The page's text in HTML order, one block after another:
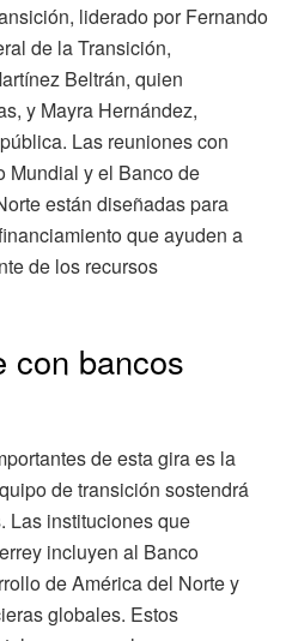
liderado por Fernando
de la Transición,
Beltrán, quien
y Mayra Hernández,
Las reuniones con
Mundial y el Banco de
están diseñadas para
que ayuden a
de los recursos
con bancos
de esta gira es la
de transición sostendrá
Las instituciones que
incluyen al Banco
de América del Norte y
globales. Estos